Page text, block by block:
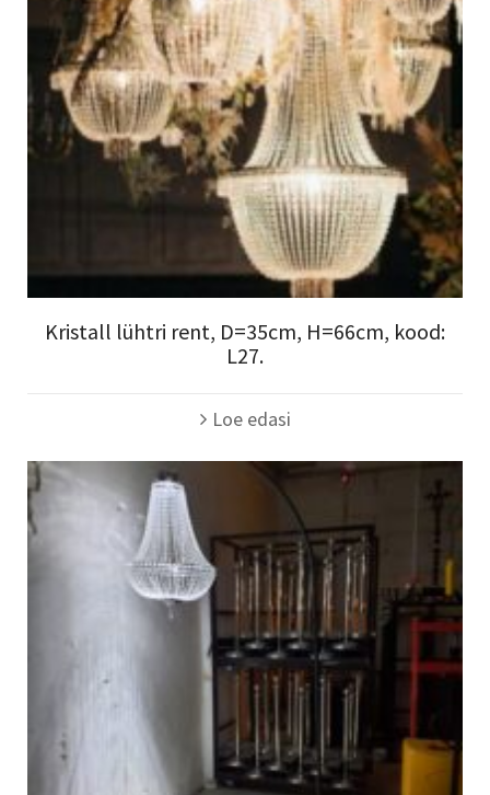
Kristall lühtri rent, D=35cm, H=66cm, kood:
L27.
Loe edasi